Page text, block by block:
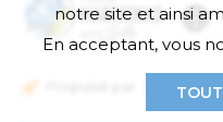
notre site et ainsi
En acceptant, vous